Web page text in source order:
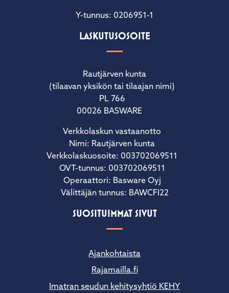
Y-tunnus: 0206951-1
LASKUTUSOSOITE
Rautjärven kunta
(tilaavan yksikön tai tilaajan nimi)
PL 766
00026 BASWARE
Verkkolaskun vastaanotto
Nimi: Rautjärven kunta
Verkkolaskuosoite: 003702069511
OVT-tunnus: 003702069511
Operaattori: Basware Oyj
Välittäjän tunnus: BAWCFI22
SUOSITUIMMAT SIVUT
Ajankohtaista
Rajamailla.fi
Imatran seudun kehitysyhtiö KEHY